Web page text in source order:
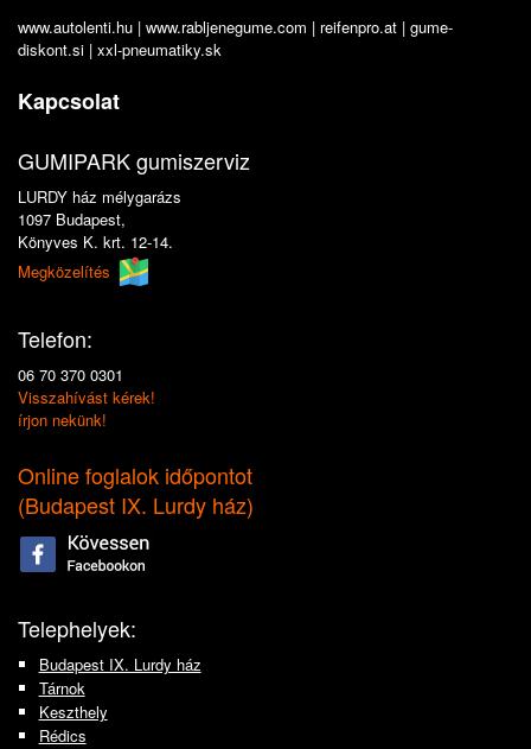
www.autolenti.hu | www.rabljenegume.com | reifenpro.at | gume-
diskont.si | xxl-pneumatiky.sk
Kapcsolat
GUMIPARK gumiszerviz
LURDY ház mélygarázs
1097 Budapest,
Könyves K. krt. 12-14.
Megközelítés
Telefon:
06 70 370 0301
Visszahívást kérek!
írjon nekünk!
Online foglalok időpontot
(Budapest IX. Lurdy ház)
Telephelyek:
Budapest IX. Lurdy ház
Tárnok
Keszthely
Rédics